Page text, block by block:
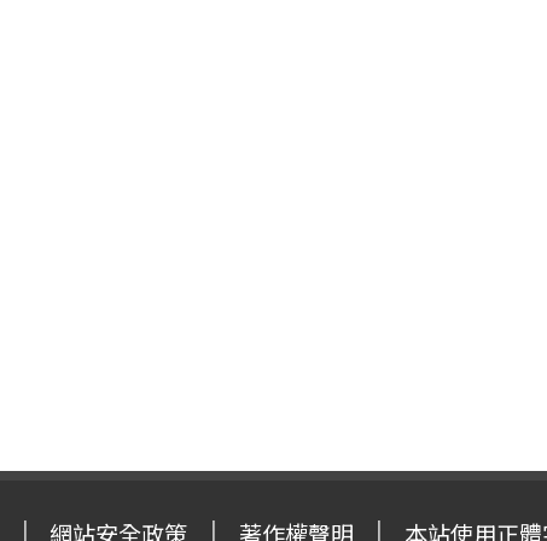
網站安全政策 著作權聲明 本站使用正